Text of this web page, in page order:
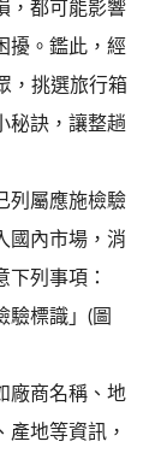
，都可能影響
擾。鑑此，經
，挑選旅行箱
秘訣，讓整趟
列屬應施檢驗
國內市場，消
列事項：
驗標識」(圖
廠商名稱、地
地等資訊，